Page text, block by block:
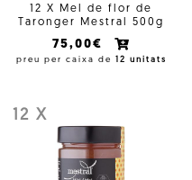
12 X Mel de flor de
Taronger Mestral 500g
75,00€
preu per caixa de 12 unitats
12 X